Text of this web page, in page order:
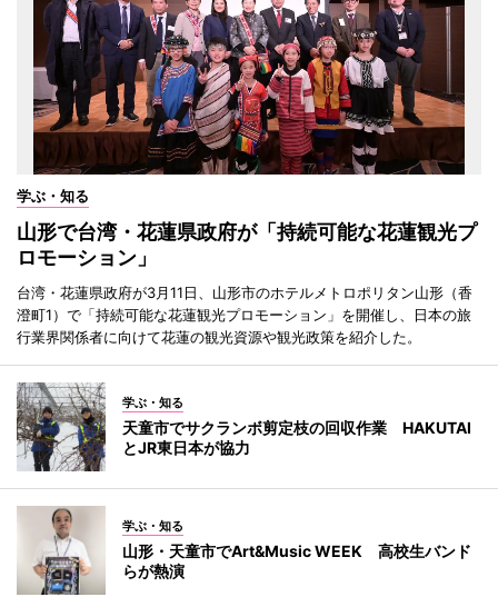
学ぶ・知る
山形で台湾・花蓮県政府が「持続可能な花蓮観光プ
ロモーション」
台湾・花蓮県政府が3月11日、山形市のホテルメトロポリタン山形（香
澄町1）で「持続可能な花蓮観光プロモーション」を開催し、日本の旅
行業界関係者に向けて花蓮の観光資源や観光政策を紹介した。
学ぶ・知る
天童市でサクランボ剪定枝の回収作業 HAKUTAI
とJR東日本が協力
学ぶ・知る
山形・天童市でArt&Music WEEK 高校生バンド
らが熱演